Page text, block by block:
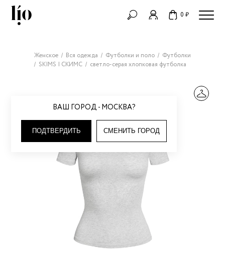
0 ₽
ВАШ ГОРОД - МОСКВА?
ПОДТВЕРДИТЬ СМЕНИТЬ ГОРОД
Женское Вся одежда Футболки и поло
Футболки
SKIMS | СКИМС
светло-серая хлопковая футболка